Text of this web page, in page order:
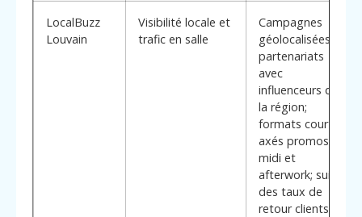
LocalBuzz
Louvain
Visibilité locale et
trafic en salle
Campagnes
géolocalisées;
partenariats
avec
influenceurs de
la région;
formats courts
axés promos
midi et
afterwork; suivi
des taux de
retour clients